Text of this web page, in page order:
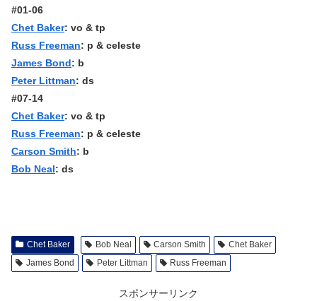
#01-06
Chet Baker: vo & tp
Russ Freeman: p & celeste
James Bond: b
Peter Littman: ds
#07-14
Chet Baker: vo & tp
Russ Freeman: p & celeste
Carson Smith: b
Bob Neal: ds
Chet Baker Bob Neal Carson Smith
Chet Baker
James Bond
Peter Littman Russ Freeman
スポンサーリンク